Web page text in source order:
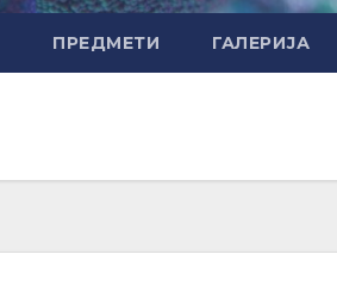
ПРЕДМЕТИ ГАЛЕРИЈА